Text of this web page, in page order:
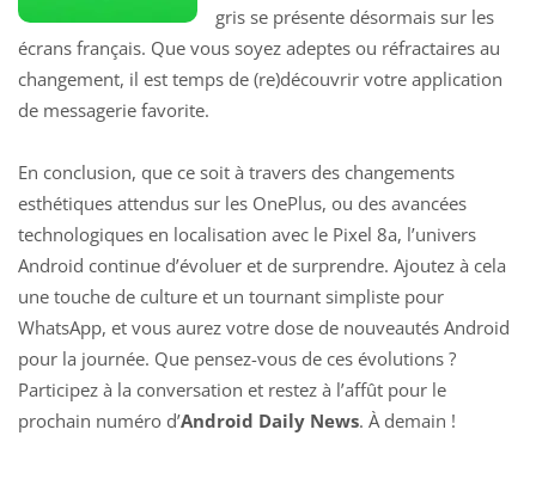
gris se présente désormais sur les
écrans français. Que vous soyez adeptes ou réfractaires au
changement, il est temps de (re)découvrir votre application
de messagerie favorite.
En conclusion, que ce soit à travers des changements
esthétiques attendus sur les OnePlus, ou des avancées
technologiques en localisation avec le Pixel 8a, l’univers
Android continue d’évoluer et de surprendre. Ajoutez à cela
une touche de culture et un tournant simpliste pour
WhatsApp, et vous aurez votre dose de nouveautés Android
pour la journée. Que pensez-vous de ces évolutions ?
Participez à la conversation et restez à l’affût pour le
prochain numéro d’Android Daily News. À demain !